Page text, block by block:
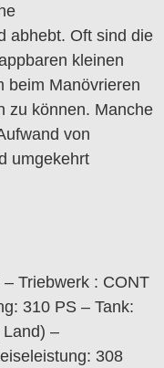
abhebt. Oft sind die
kleinen
beim Manövrieren
zu können. Manche
von
umgekehrt
Triebwerk : CONT
310 PS – Tank:
–
308